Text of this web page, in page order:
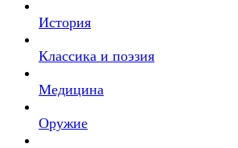
История
Классика и поэзия
Медицина
Оружие